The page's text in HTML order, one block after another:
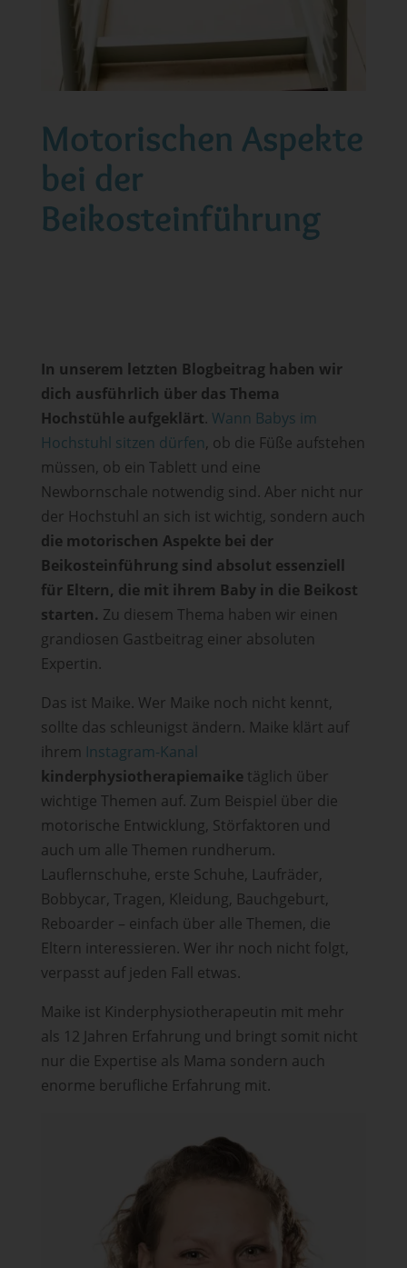
Motorischen Aspekte
bei der
Beikosteinführung
In unserem letzten Blogbeitrag haben wir
dich ausführlich über das Thema
Hochstühle aufgeklärt. Wann Babys im
Hochstuhl sitzen dürfen, ob die Füße aufstehen
müssen, ob ein Tablett und eine
Newbornschale notwendig sind. Aber nicht nur
der Hochstuhl an sich ist wichtig, sondern auch
die motorischen Aspekte bei der
Beikosteinführung sind absolut essenziell
für Eltern, die mit ihrem Baby in die Beikost
starten. Zu diesem Thema haben wir einen
grandiosen Gastbeitrag einer absoluten
Expertin.
Das ist Maike. Wer Maike noch nicht kennt,
sollte das schleunigst ändern. Maike klärt auf
ihrem Instagram-Kanal
kinderphysiotherapiemaiketäglich über
wichtige Themen auf. Zum Beispiel über die
motorische Entwicklung, Störfaktoren und
auch um alle Themen rundherum.
Lauflernschuhe, erste Schuhe, Laufräder,
Bobbycar, Tragen, Kleidung, Bauchgeburt,
Reboarder – einfach über alle Themen, die
Eltern interessieren. Wer ihr noch nicht folgt,
verpasst auf jeden Fall etwas.
Maike ist Kinderphysiotherapeutin mit mehr
als 12 Jahren Erfahrung und bringt somit nicht
nur die Expertise als Mama sondern auch
enorme berufliche Erfahrung mit.